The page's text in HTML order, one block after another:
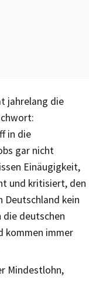
jahrelang die
in die
gar nicht
Einäugigkeit,
und kritisiert, den
Deutschland kein
die deutschen
kommen immer
Mindestlohn,